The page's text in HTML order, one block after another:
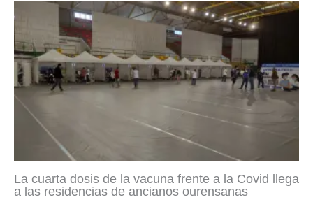
La cuarta dosis de la vacuna frente a la Covid llega
a las residencias de ancianos ourensanas